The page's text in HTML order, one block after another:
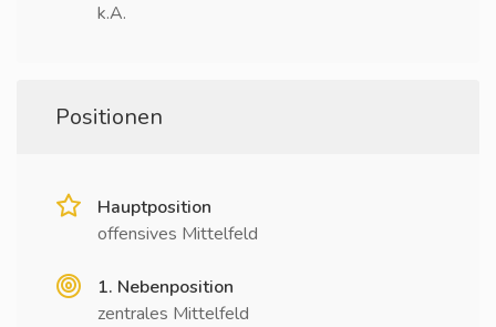
k.A.
Positionen
Hauptposition
offensives Mittelfeld
1. Nebenposition
zentrales Mittelfeld